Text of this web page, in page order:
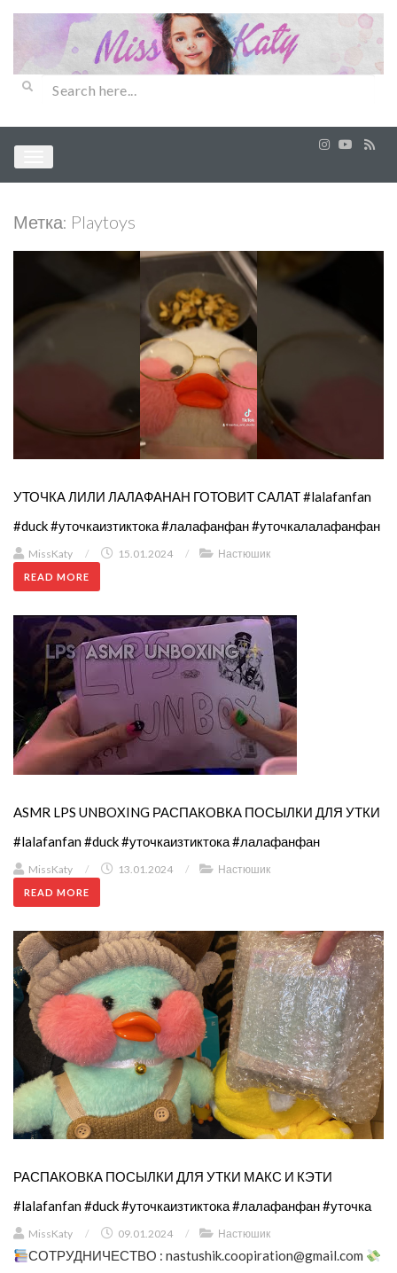
Метка: Playtoys
УТОЧКА ЛИЛИ ЛАЛАФАНАН ГОТОВИТ САЛАТ #lalafanfan
#duck #уточкаизтиктока #лалафанфан #уточкалалафанфан
MissKaty / 15.01.2024 / Настюшик
READ MORE
ASMR LPS UNBOXING РАСПАКОВКА ПОСЫЛКИ ДЛЯ УТКИ
#lalafanfan #duck #уточкаизтиктока #лалафанфан
MissKaty / 13.01.2024 / Настюшик
READ MORE
РАСПАКОВКА ПОСЫЛКИ ДЛЯ УТКИ МАКС И КЭТИ
#lalafanfan #duck #уточкаизтиктока #лалафанфан #уточка
MissKaty / 09.01.2024 / Настюшик
СОТРУДНИЧЕСТВО :nastushik.coopiration@gmail.com